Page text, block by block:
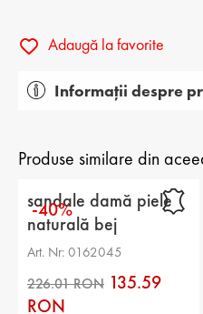
Adaugă la favorite
Informații despre
Tip: casual
Categorie: sandale
Partea superioară:
căptuşeală: piele
Talpă: toc
Produse similare din
-40%
sandale damă piele
naturală bej
Art. Nr: 0162045
135.59
RON